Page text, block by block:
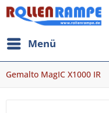
Menü
Gemalto MagIC X1000 IR